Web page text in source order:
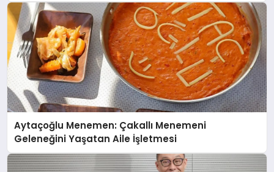
Aytaçoğlu Menemen: Çakallı Menemeni
Geleneğini Yaşatan Aile İşletmesi